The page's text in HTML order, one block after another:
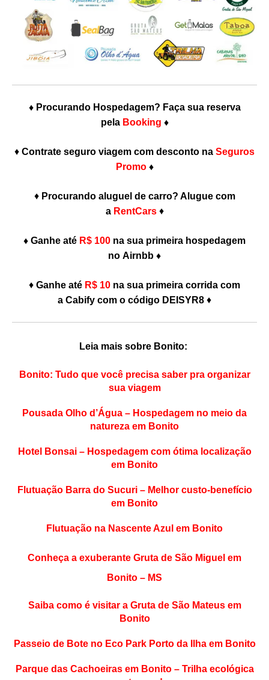
♦ Procurando Hospedagem? Faça sua reserva
pela Booking ♦
♦ Contrate seguro viagem com desconto na Seguros
Promo ♦
♦ Procurando aluguel de carro? Alugue com
a RentCars ♦
♦ Ganhe até R$ 100 na sua primeira hospedagem
no Airnbb ♦
♦ Ganhe até R$ 10 na sua primeira corrida com
a Cabify com o código DEISYR8 ♦
Leia mais sobre Bonito:
Bonito: Tudo que você precisa saber pra organizar
sua viagem
Pousada Olho d’Água – Hospedagem no meio da
natureza em Bonito
Hotel Bonsai – Hospedagem com ótima localização
em Bonito
Flutuação Barra do Sucuri – Melhor custo-benefício
em Bonito
Flutuação na Nascente Azul em Bonito
Conheça a exuberante Gruta de São Miguel em
Bonito – MS
Saiba como é visitar a Gruta de São Mateus em
Bonito
Passeio de Bote no Eco Park Porto da Ilha em Bonito
Parque das Cachoeiras em Bonito – Trilha ecológica